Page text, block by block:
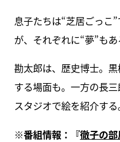
息子たちは“芝居ごっこ
が、それぞれに“夢”もあ
勘太郎は、歴史博士。
する場面も。一方の長三
スタジオで絵を紹介する
※番組情報：『徹子の部